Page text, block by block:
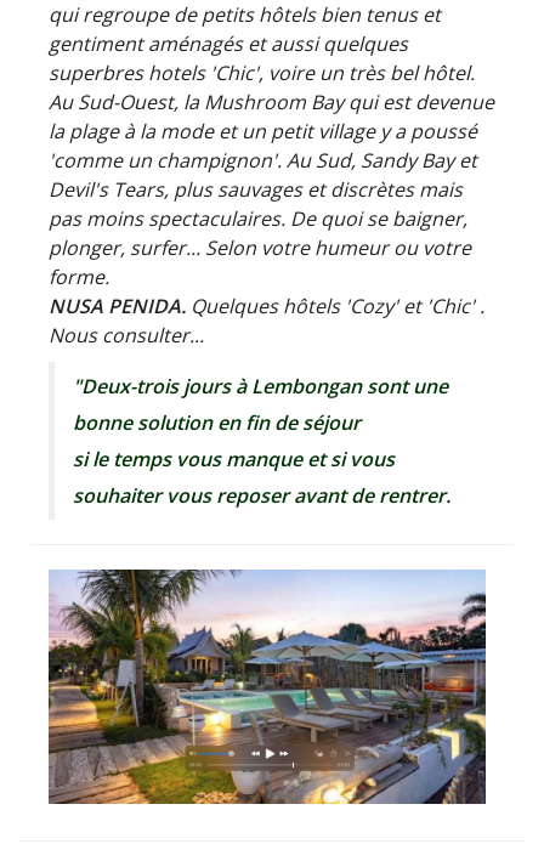
qui regroupe de petits hôtels bien tenus et
gentiment aménagés et aussi quelques
superbres hotels 'Chic', voire un très bel hôtel.
Au Sud-Ouest, la Mushroom Bay qui est devenue
la plage à la mode et un petit village y a poussé
'comme un champignon'. Au Sud, Sandy Bay et
Devil's Tears, plus sauvages et discrètes mais
pas moins spectaculaires. De quoi se baigner,
plonger, surfer... Selon votre humeur ou votre
forme.
NUSA PENIDA. Quelques hôtels 'Cozy' et 'Chic' .
Nous consulter...
"Deux-trois jours à Lembongan sont une
bonne solution en fin de séjour
si le temps vous manque et si vous
souhaiter vous reposer avant de rentrer.